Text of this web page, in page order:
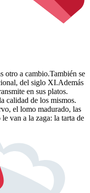
otro a cambio.También se
del siglo XI.Además
en sus platos.
calidad de los mismos.
el lomo madurado, las
van a la zaga: la tarta de